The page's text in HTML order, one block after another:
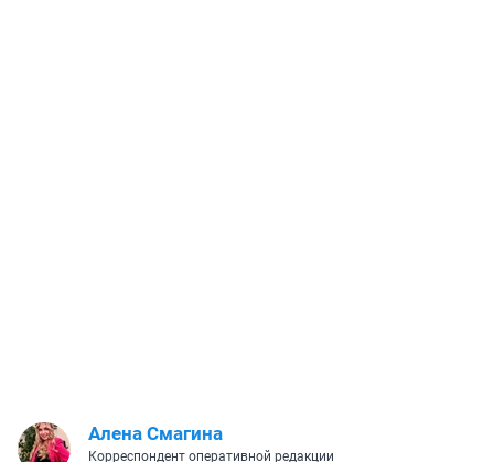
Алена Смагина
Корреспондент оперативной редакции